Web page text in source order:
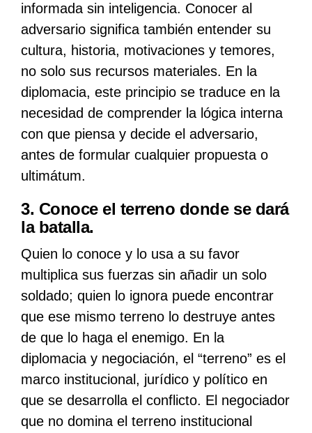
informada sin inteligencia. Conocer al
adversario significa también entender su
cultura, historia, motivaciones y temores,
no solo sus recursos materiales. En la
diplomacia, este principio se traduce en la
necesidad de comprender la lógica interna
con que piensa y decide el adversario,
antes de formular cualquier propuesta o
ultimátum.
3. Conoce el terreno donde se dará
la batalla.
Quien lo conoce y lo usa a su favor
multiplica sus fuerzas sin añadir un solo
soldado; quien lo ignora puede encontrar
que ese mismo terreno lo destruye antes
de que lo haga el enemigo. En la
diplomacia y negociación, el “terreno” es el
marco institucional, jurídico y político en
que se desarrolla el conflicto. El negociador
que no domina el terreno institucional